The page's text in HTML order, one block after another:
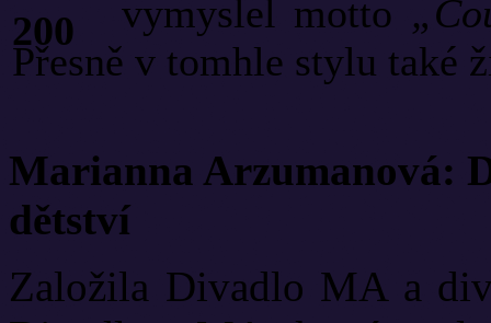
vymyslel motto
Přesně v tomhle stylu také
Marianna Arzumanová:
dětství
Založila Divadlo MA a